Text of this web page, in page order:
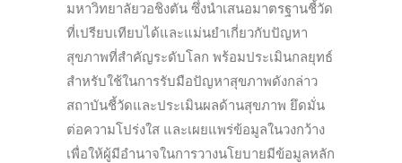
มหาวิทยาลัยวอชิงตัน ซึ่งนำเสนอมาตรฐานชี้วัด
ที่เปรียบเทียบได้และแม่นยำเกี่ยวกับปัญหา
สุขภาพที่สำคัญระดับโลก พร้อมประเมินกลยุทธ์
สำหรับใช้ในการรับมือปัญหาสุขภาพดังกล่าว
สถาบันชี้วัดและประเมินผลด้านสุขภาพ ยึดมั่น
ต่อความโปร่งใส และเผยแพร่ข้อมูลในวงกว้าง
เพื่อให้ผู้มีอำนาจในการวางนโยบายมีข้อมูลหลัก